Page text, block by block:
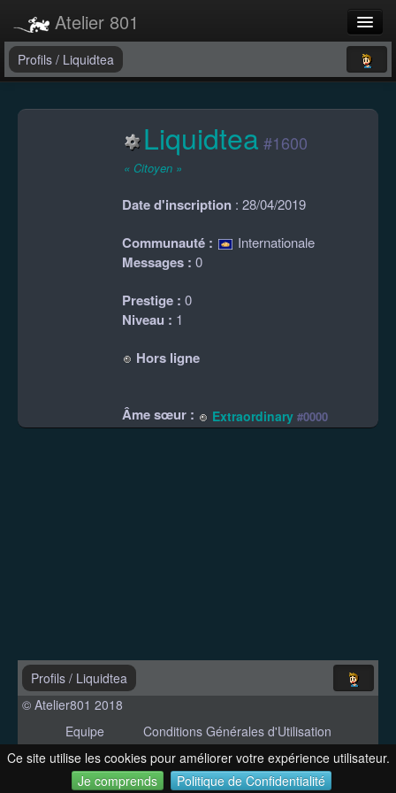
Ce site utilise les cookies pour améliorer votre expérience utilisateur.
Je comprends
Politique de Confidentialité
Atelier 801
Forums
Profils / Liquidtea
Liquidtea #1600
« Citoyen »
Date d'inscription : 28/04/2019
Communauté : Internationale
Messages : 0
Prestige : 0
Niveau : 1
Hors ligne
Âme sœur : Extraordinary #0000
Profils / Liquidtea
© Atelier801 2018
Equipe
Conditions Générales d'Utilisation
Politique de Confidentialité
Contact
Version 1.27